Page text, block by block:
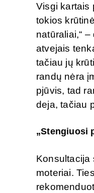
Visgi kartais
tokios
natūraliai,“
atvejais
tačiau jų
randų nėra
pjūvis, tad
deja, tačiau
„Stengiuosi
Konsultacija
moteriai.